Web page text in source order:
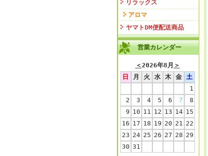
リラックス
アロマ
ヤマトDM便配送商品
営業カレンダー
＜2026年8月 ＞
日
月 火 水 木 金 土
1
2
3 4 5 6 7
8
9 10 11 12 13 14 15
16 17 18 19 20 21 22
23 24 25 26 27 28 29
30 31